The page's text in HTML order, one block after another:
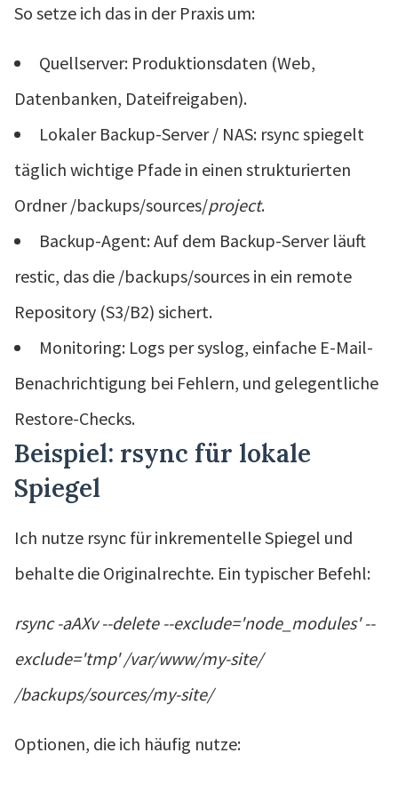
So setze ich das in der Praxis um:
Quellserver: Produktionsdaten (Web,
Datenbanken, Dateifreigaben).
Lokaler Backup-Server / NAS: rsync spiegelt
täglich wichtige Pfade in einen strukturierten
Ordner /backups/sources/project.
Backup-Agent: Auf dem Backup-Server läuft
restic, das die /backups/sources in ein remote
Repository (S3/B2) sichert.
Monitoring: Logs per syslog, einfache E-Mail-
Benachrichtigung bei Fehlern, und gelegentliche
Restore-Checks.
Beispiel: rsync für lokale
Spiegel
Ich nutze rsync für inkrementelle Spiegel und
behalte die Originalrechte. Ein typischer Befehl:
rsync -aAXv --delete --exclude='node_modules' --
exclude='tmp' /var/www/my-site/
/backups/sources/my-site/
Optionen, die ich häufig nutze: